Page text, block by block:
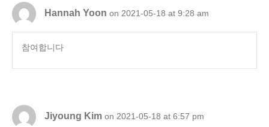
Hannah Yoon on 2021-05-18 at 9:28 am
참여합니다
Jiyoung Kim on 2021-05-18 at 6:57 pm